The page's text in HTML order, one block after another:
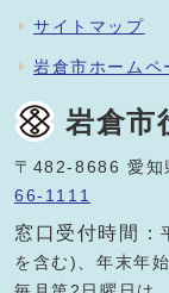
サイトマップ
岩倉市ホームペ
岩倉市
〒482-8686 愛知
66-1111
窓口受付時間：
を含む)、年末年始